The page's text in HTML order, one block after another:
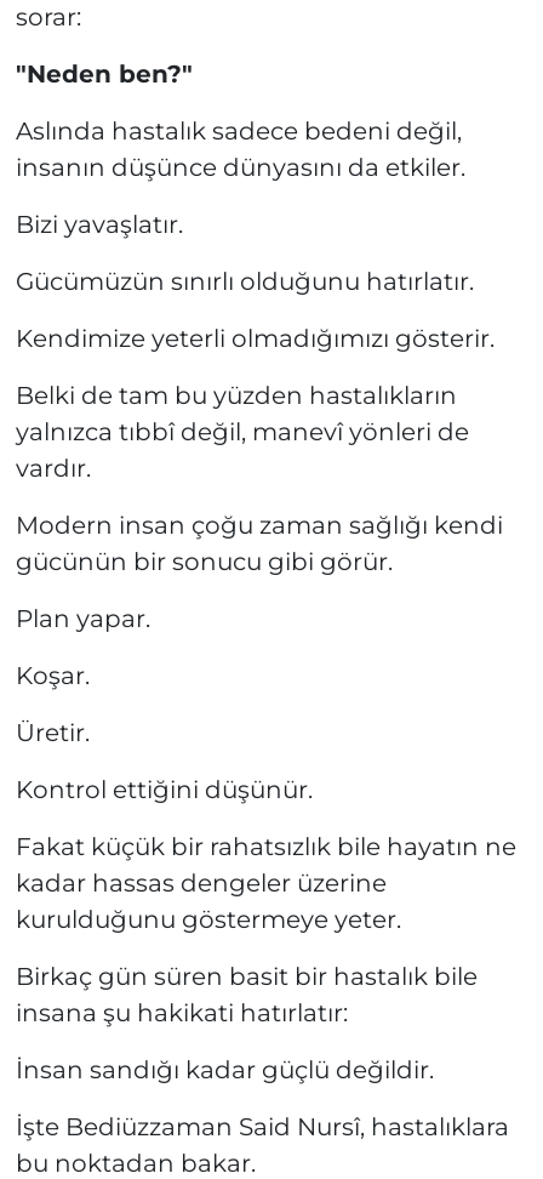
sorar:
"Neden ben?"
Aslında hastalık sadece bedeni değil,
insanın düşünce dünyasını da etkiler.
Bizi yavaşlatır.
Gücümüzün sınırlı olduğunu hatırlatır.
Kendimize yeterli olmadığımızı gösterir.
Belki de tam bu yüzden hastalıkların
yalnızca tıbbî değil, manevî yönleri de
vardır.
Modern insan çoğu zaman sağlığı kendi
gücünün bir sonucu gibi görür.
Plan yapar.
Koşar.
Üretir.
Kontrol ettiğini düşünür.
Fakat küçük bir rahatsızlık bile hayatın ne
kadar hassas dengeler üzerine
kurulduğunu göstermeye yeter.
Birkaç gün süren basit bir hastalık bile
insana şu hakikati hatırlatır:
İnsan sandığı kadar güçlü değildir.
İşte Bediüzzaman Said Nursî, hastalıklara
bu noktadan bakar.